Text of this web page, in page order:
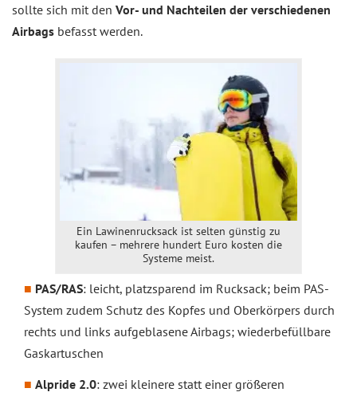
sollte sich mit den Vor- und Nachteilen der verschiedenen
Airbags befasst werden.
Ein Lawinenrucksack ist selten günstig zu
kaufen – mehrere hundert Euro kosten die
Systeme meist.
PAS/RAS: leicht, platzsparend im Rucksack; beim PAS-
System zudem Schutz des Kopfes und Oberkörpers durch
rechts und links aufgeblasene Airbags; wiederbefüllbare
Gaskartuschen
Alpride 2.0: zwei kleinere statt einer größeren